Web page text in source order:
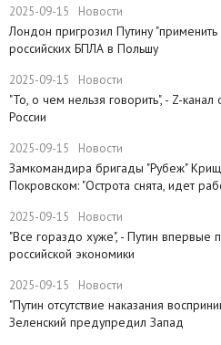
2025-09-15 Новости
Лондон пригрозил Путину
российских БПЛА в Польшу
2025-09-15 Новости
"То, о чем нельзя говорить", - Z-
России
2025-09-15 Новости
Замкомандира бригады "Рубеж"
Покровском: "Острота снята, идет
2025-09-15 Новости
"Все гораздо хуже", - Путин впервые
российской экономики
2025-09-15 Новости
​"Путин отсутствие наказания
Зеленский предупредил Запад